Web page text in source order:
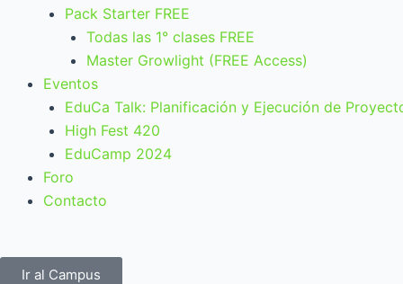
Pack Starter FREE
Todas las 1° clases FREE
Master Growlight (FREE Access)
Eventos
EduCa Talk: Planificación y Ejecución de
High Fest 420
EduCamp 2024
Foro
Contacto
Ir al Campus